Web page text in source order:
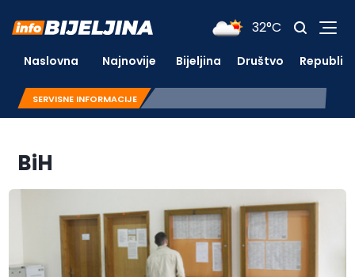
32°C
Naslovna Najnovije Bijeljina Društvo
SERVISNE INFORMACIJE
BiH